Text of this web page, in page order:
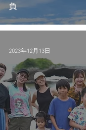
負
2023年12月13日